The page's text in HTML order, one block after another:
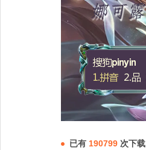
已有 190799 次下载